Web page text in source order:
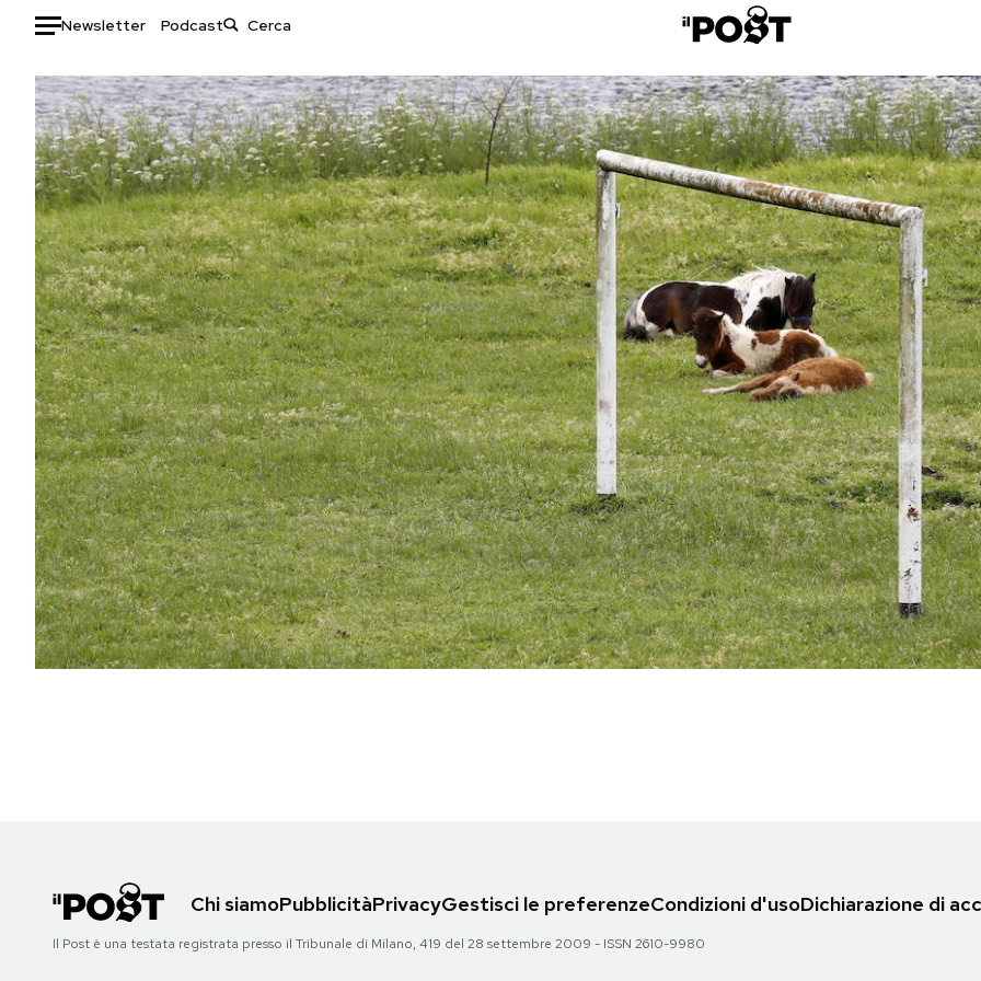
Newsletter Podcast
Auto
HOME
Italia
Mondo
Politica
Tecnologia
Internet
Scienza
Cultura
Economia
Sport
Moda
Libri
Consumismi
Storie/Idee
Ok Boomer!
Media
Europa
Altrecose
Mondiali calcio 2026
PODCAST
NEWSLETTER
AREA PERSONALE
Area Personale
Chi siamoPubblicitàPrivacyGestisci le preferenzeCondizioni d'usoDichiarazione di
Il Post è una testata registrata presso il Tribunale di Milano, 419 del 28 settembre 2009 - ISSN 2610-9980